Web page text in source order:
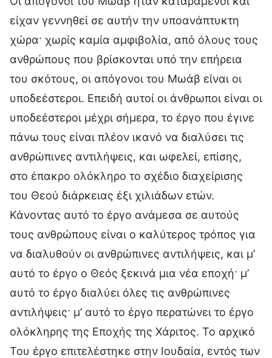
είχαν γεννηθεί σε αυτήν την υποανάπτυκτη
χώρα· χωρίς καμία αμφιβολία, από όλους τους
ανθρώπους που βρίσκονται υπό την επήρεια
του σκότους, οι απόγονοι του Μωάβ είναι οι
υποδεέστεροι. Επειδή αυτοί οι άνθρωποι είναι οι
υποδεέστεροι μέχρι σήμερα, το έργο που έγινε
πάνω τους είναι πλέον ικανό να διαλύσει τις
ανθρώπινες αντιλήψεις, και ωφελεί, επίσης,
στο έπακρο ολόκληρο το σχέδιο διαχείρισης
του Θεού διάρκειας έξι χιλιάδων ετών.
Κάνοντας αυτό το έργο ανάμεσα σε αυτούς
τους ανθρώπους είναι ο καλύτερος τρόπος για
να διαλυθούν οι ανθρώπινες αντιλήψεις, και μ’
αυτό το έργο ο Θεός ξεκινά μια νέα εποχή· μ’
αυτό το έργο διαλύει όλες τις ανθρώπινες
αντιλήψεις· μ’ αυτό το έργο περατώνει το έργο
ολόκληρης της Εποχής της Χάριτος. Το αρχικό
Του έργο επιτελέστηκε στην Ιουδαία, εντός των